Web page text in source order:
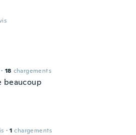
· 18 chargements
beaucoup
· 1 chargements